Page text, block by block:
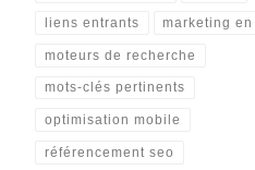
liens entrants marketing
moteurs de recherche
mots-clés pertinents
optimisation mobile
référencement seo